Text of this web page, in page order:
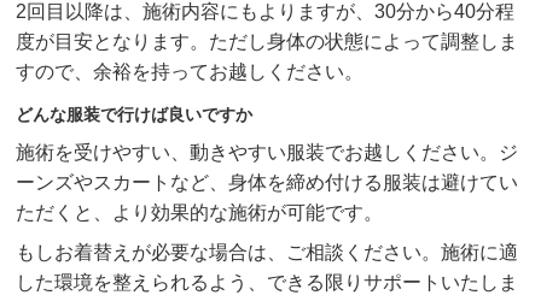
2回目以降は、施術内容にもよりますが、30分から40分程
度が目安となります。ただし身体の状態によって調整しま
すので、余裕を持ってお越しください。
どんな服装で行けば良いですか
施術を受けやすい、動きやすい服装でお越しください。ジ
ーンズやスカートなど、身体を締め付ける服装は避けてい
ただくと、より効果的な施術が可能です。
もしお着替えが必要な場合は、ご相談ください。施術に適
した環境を整えられるよう、できる限りサポートいたしま